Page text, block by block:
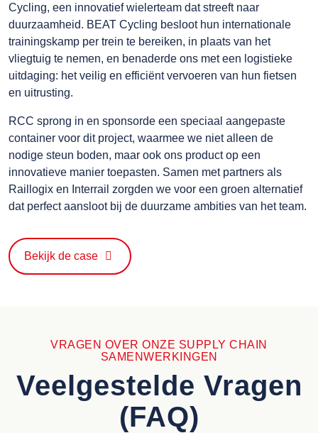
Cycling, een innovatief wielerteam dat streeft naar
duurzaamheid. BEAT Cycling besloot hun internationale
trainingskamp per trein te bereiken, in plaats van het
vliegtuig te nemen, en benaderde ons met een logistieke
uitdaging: het veilig en efficiënt vervoeren van hun fietsen
en uitrusting.
RCC sprong in en sponsorde een speciaal aangepaste
container voor dit project, waarmee we niet alleen de
nodige steun boden, maar ook ons product op een
innovatieve manier toepasten. Samen met partners als
Raillogix en Interrail zorgden we voor een groen alternatief
dat perfect aansloot bij de duurzame ambities van het team.
Bekijk de case
VRAGEN OVER ONZE SUPPLY CHAIN
SAMENWERKINGEN
Veelgestelde Vragen
(FAQ)